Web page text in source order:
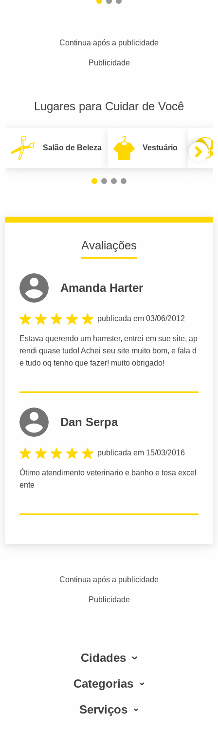
Continua após a publicidade
Publicidade
Lugares para Cuidar de Você
Salão de Beleza Vestuário
Avaliações
Amanda Harter
publicada em 03/06/2012
Estava querendo um hamster, entrei em sue site, ap
rendi quase tudo! Achei seu site muito bom, e fala d
e tudo oq tenho que fazer! muito obrigado!
Dan Serpa
publicada em 15/03/2016
Ótimo atendimento veterinario e banho e tosa excel
ente
Continua após a publicidade
Publicidade
Cidades
Categorias
Serviços